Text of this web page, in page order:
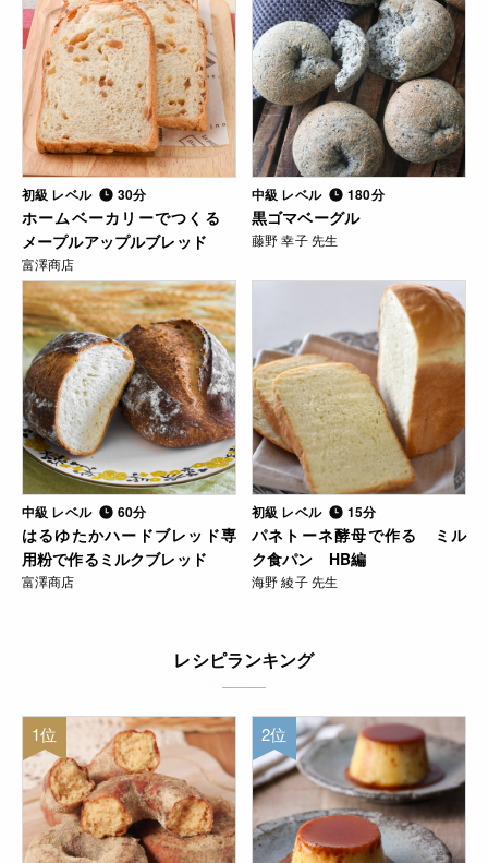
初級 レベル 30分
ホームベーカリーでつくる
メープルアップルブレッド
富澤商店
中級 レベル 180分
黒ゴマベーグル
藤野 幸子 先生
中級 レベル 60分
はるゆたかハードブレッド専
用粉で作るミルクブレッド
富澤商店
初級 レベル 15分
パネトーネ酵母で作る ミル
ク食パン HB編
海野 綾子 先生
レシピランキング
1位 2位